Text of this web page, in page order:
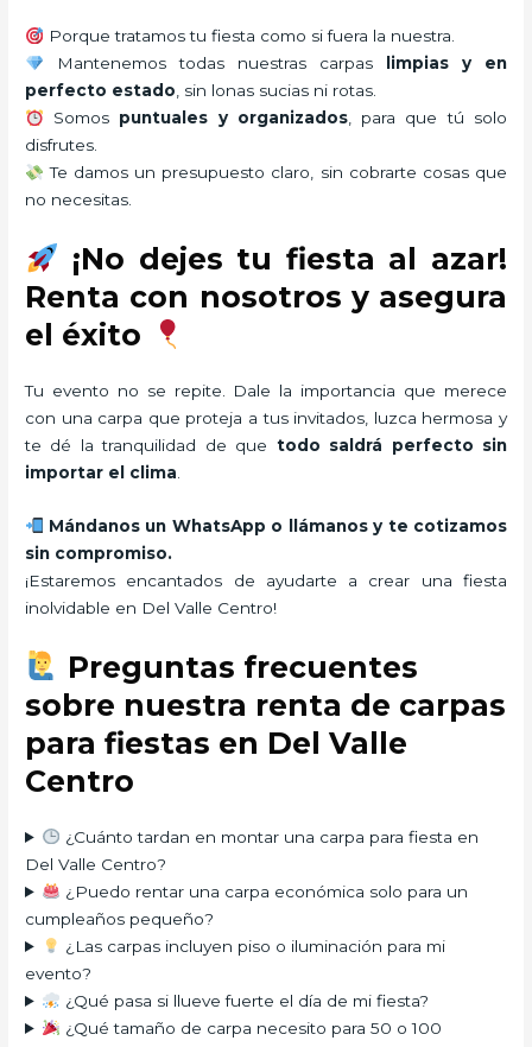
Porque tratamos tu fiesta como si fuera la nuestra.
Mantenemos todas nuestras carpas
limpias y en
perfecto estado, sin lonas sucias ni rotas.
Somos puntuales y organizados, para que tú solo
disfrutes.
Te damos un presupuesto claro, sin cobrarte cosas que
no necesitas.
¡No dejes tu fiesta al azar!
Renta con nosotros y asegura
el éxito
Tu evento no se repite. Dale la importancia que merece
con una carpa que proteja a tus invitados, luzca hermosa y
te dé la tranquilidad de que todo saldrá perfecto sin
importar el clima
Mándanos un WhatsApp o llámanos y te cotizamos
sin compromiso.
¡Estaremos encantados de ayudarte a crear una fiesta
inolvidable en Del Valle Centro!
Preguntas frecuentes
sobre nuestra renta de carpas
para fiestas en Del Valle
Centro
¿Cuánto tardan en montar una carpa para fiesta en
Del Valle Centro?
¿Puedo rentar una carpa económica solo para un
cumpleaños pequeño?
¿Las carpas incluyen piso o iluminación para mi
evento?
¿Qué pasa si llueve fuerte el día de mi fiesta?
¿Qué tamaño de carpa necesito para 50 o 100